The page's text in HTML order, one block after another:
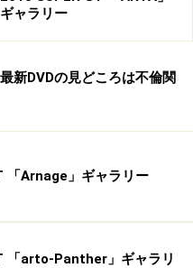
DVD をチェック！
CD・DVD をチェッ
ギャラリー
新DVDの見どころは不倫関
「Arnage」ギャラリー
「arto-Panther」ギャラリ